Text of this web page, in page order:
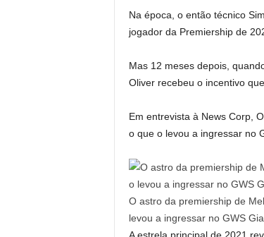
Na época, o então técnico
jogador da Premiership de
Mas 12 meses depois,
Oliver recebeu o incentivo
Em entrevista à News Corp,
o que o levou a ingressar no
O astro da premiership de
levou a ingressar no GWS